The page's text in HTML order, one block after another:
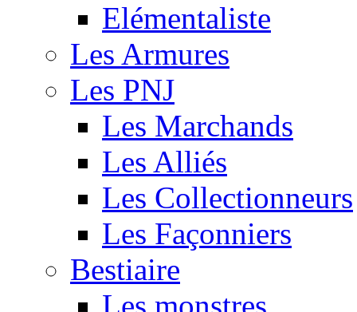
Elémentaliste
Les Armures
Les PNJ
Les Marchands
Les Alliés
Les Collectionneurs
Les Façonniers
Bestiaire